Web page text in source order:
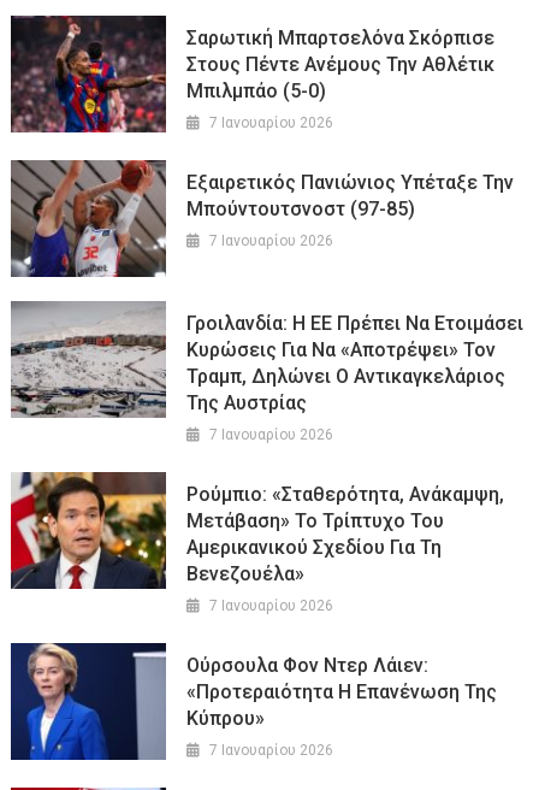
Σαρωτική Μπαρτσελόνα Σκόρπισε
Στους Πέντε Ανέμους Την Αθλέτικ
Μπιλμπάο (5-0)
7 Ιανουαρίου 2026
Εξαιρετικός Πανιώνιος Υπέταξε Την
Μπούντουτσνοστ (97-85)
7 Ιανουαρίου 2026
Γροιλανδία: Η ΕΕ Πρέπει Να Ετοιμάσει
Κυρώσεις Για Να «αποτρέψει» Τον
Τραμπ, Δηλώνει Ο Αντικαγκελάριος
Της Αυστρίας
7 Ιανουαρίου 2026
Ρούμπιο: «Σταθερότητα, Ανάκαμψη,
Μετάβαση» Το Τρίπτυχο Του
Αμερικανικού Σχεδίου Για Τη
Βενεζουέλα»
7 Ιανουαρίου 2026
Ούρσουλα Φον Ντερ Λάιεν:
«Προτεραιότητα Η Επανένωση Της
Κύπρου»
7 Ιανουαρίου 2026